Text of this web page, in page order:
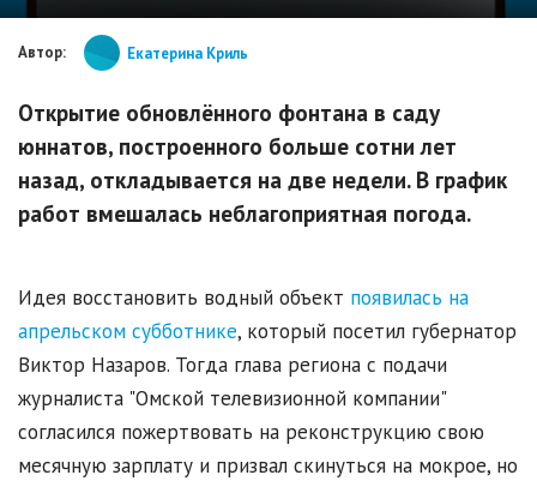
Автор: Екатерина Криль
Открытие обновлённого фонтана в саду
юннатов, построенного больше сотни лет
назад, откладывается на две недели. В график
работ вмешалась неблагоприятная погода.
Идея восстановить водный объект появилась на
апрельском субботнике, который посетил губернатор
Виктор Назаров. Тогда глава региона с подачи
журналиста "Омской телевизионной компании"
согласился пожертвовать на реконструкцию свою
месячную зарплату и призвал скинуться на мокрое, но